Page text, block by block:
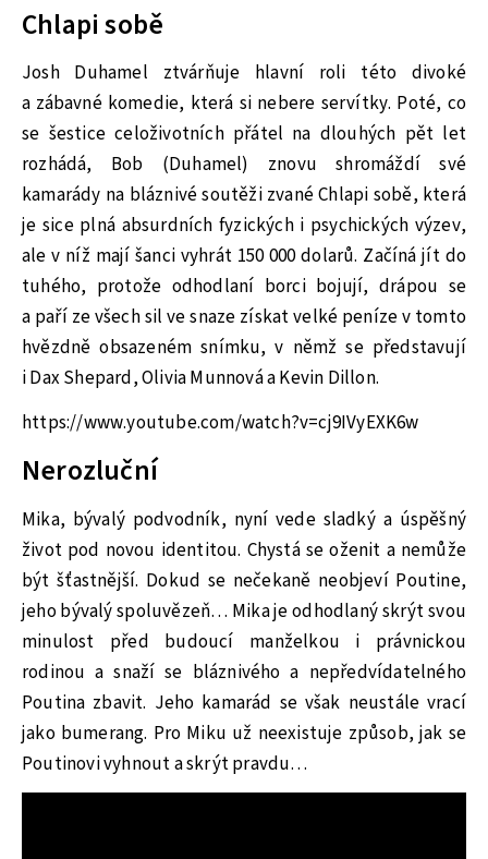
Chlapi sobě
Josh Duhamel ztvárňuje hlavní roli této divoké
a zábavné komedie, která si nebere servítky. Poté, co
se šestice celoživotních přátel na dlouhých pět let
rozhádá, Bob (Duhamel) znovu shromáždí své
kamarády na bláznivé soutěži zvané Chlapi sobě, která
je sice plná absurdních fyzických i psychických výzev,
ale v níž mají šanci vyhrát 150 000 dolarů. Začíná jít do
tuhého, protože odhodlaní borci bojují, drápou se
a paří ze všech sil ve snaze získat velké peníze v tomto
hvězdně obsazeném snímku, v němž se představují
i Dax Shepard, Olivia Munnová a Kevin Dillon.
https://www.youtube.com/watch?v=cj9IVyEXK6w
Nerozluční
Mika, bývalý podvodník, nyní vede sladký a úspěšný
život pod novou identitou. Chystá se oženit a nemůže
být šťastnější. Dokud se nečekaně neobjeví Poutine,
jeho bývalý spoluvězeň… Mika je odhodlaný skrýt svou
minulost před budoucí manželkou i právnickou
rodinou a snaží se bláznivého a nepředvídatelného
Poutina zbavit. Jeho kamarád se však neustále vrací
jako bumerang. Pro Miku už neexistuje způsob, jak se
Poutinovi vyhnout a skrýt pravdu…